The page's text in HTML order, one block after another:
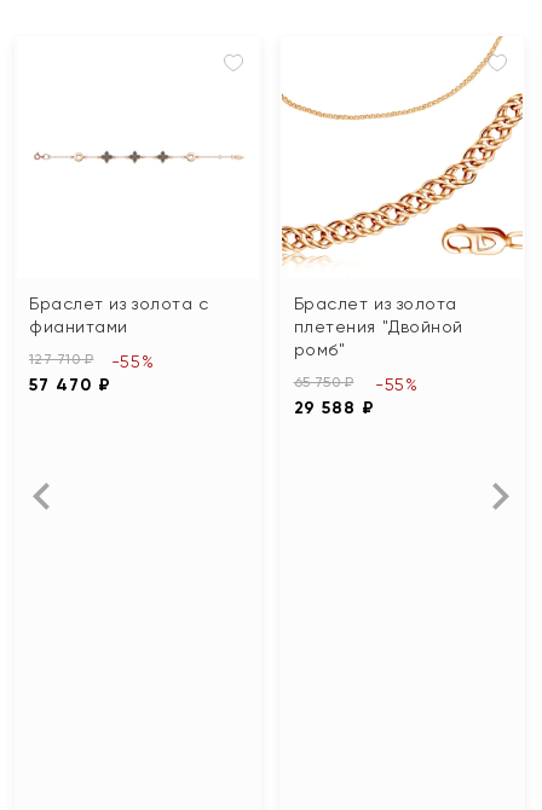
Браслет из золота с
фианитами
127 710 ₽
57 470 ₽
-55%
Браслет из золота
плетения "Двойной
ромб"
65 750 ₽
29 588 ₽
-55%